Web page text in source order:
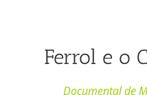
Ferrol e o
Documental de